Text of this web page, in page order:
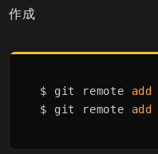
作成
$ git remote add
$ git remote add